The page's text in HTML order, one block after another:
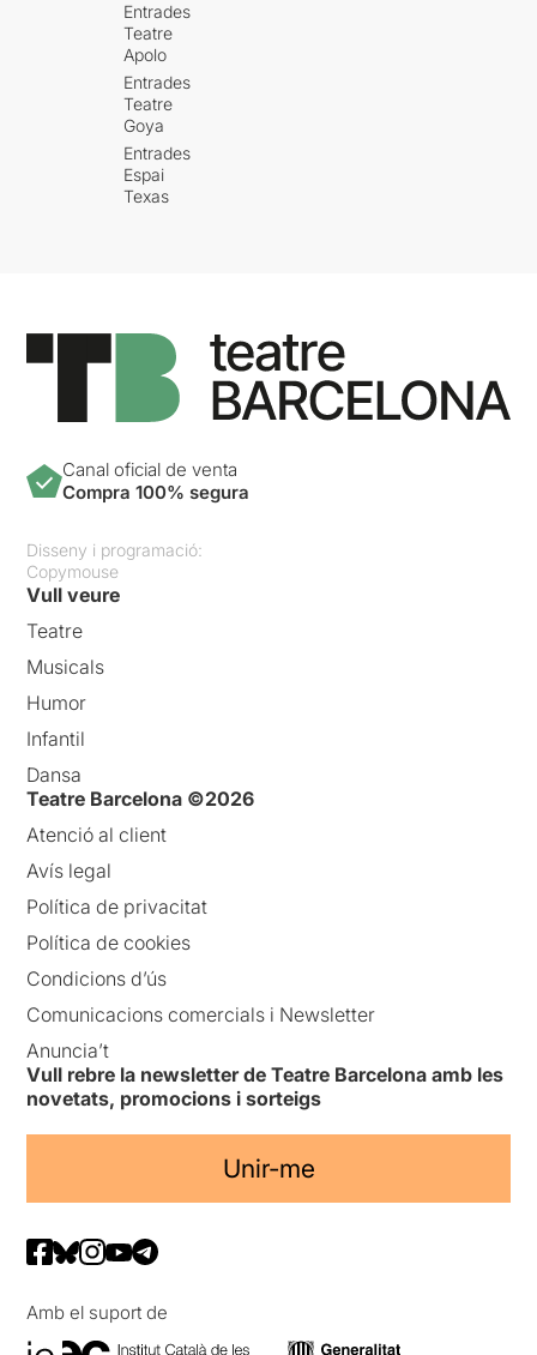
Entrades
Teatre
Apolo
Entrades
Teatre
Goya
Entrades
Espai
Texas
Canal oficial de venta
Compra 100% segura
Disseny i programació:
Copymouse
Vull veure
Teatre
Musicals
Humor
Infantil
Dansa
Teatre Barcelona ©2026
Atenció al client
Avís legal
Política de privacitat
Política de cookies
Condicions d’ús
Comunicacions comercials i Newsletter
Anuncia’t
Vull rebre la newsletter de Teatre Barcelona amb les
novetats, promocions i sorteigs
Unir-me
Amb el suport de